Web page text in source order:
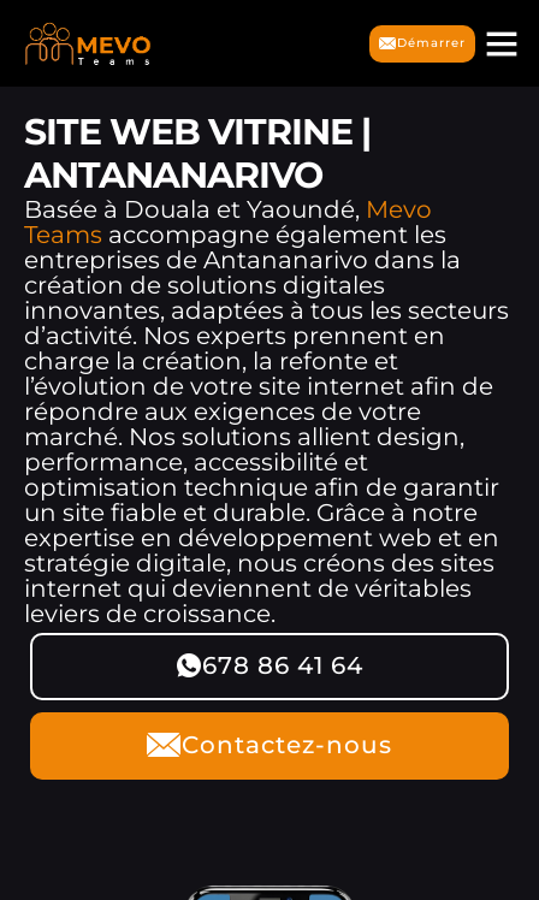
Démarrer
SITE WEB VITRINE |
ANTANANARIVO
Basée à Douala et Yaoundé, Mevo
Teams accompagne également les
entreprises de Antananarivo dans la
création de solutions digitales
innovantes, adaptées à tous les secteurs
d’activité. Nos experts prennent en
charge la création, la refonte et
l’évolution de votre site internet afin de
répondre aux exigences de votre
marché. Nos solutions allient design,
performance, accessibilité et
optimisation technique afin de garantir
un site fiable et durable. Grâce à notre
expertise en développement web et en
stratégie digitale, nous créons des sites
internet qui deviennent de véritables
leviers de croissance.
678 86 41 64
Contactez-nous